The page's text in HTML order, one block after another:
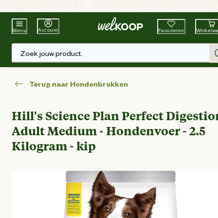
Beste WinkelketenTuin & Dier
Menu Account Favorieten
Zoek jouw product.
Terug naar Hondenbrokken
Hill's Science Plan Perfect
Adult Medium - Hondenvoer - 2.5
Kilogram - kip